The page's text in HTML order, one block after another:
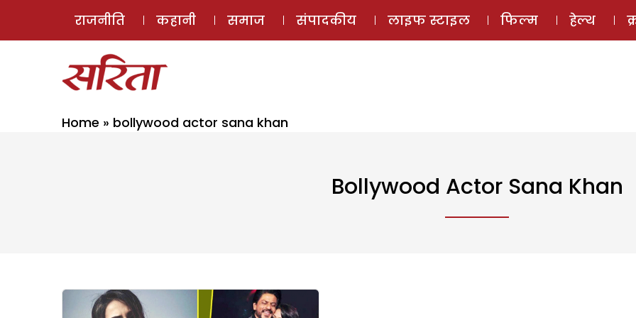
ई-मैगज़ीन
राजनीति कहानी समाज संपादकीय लाइफ स्टाइल फिल्म हेल्थ
Home » bollywood actor sana khan
Bollywood Actor Sana Khan